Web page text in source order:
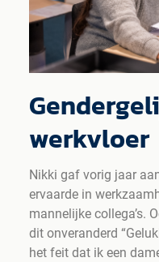
werkvloer
Nikki gaf vorig jaar
ervaarde in
mannelijke collega’s.
dit onveranderd
het feit dat ik een